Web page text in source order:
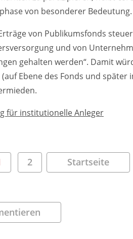
von besonderer Bedeutung.
von Publikumsfonds
und von
gehalten werden“. Damit
Ebene des Fonds und später
für institutionelle Anleger
2 Startseite